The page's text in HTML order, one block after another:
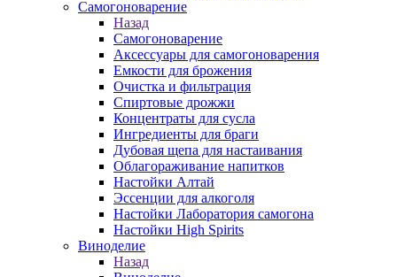
Самогоноварение
Назад
Самогоноварение
Аксессуары для самогоноварения
Емкости для брожения
Очистка и фильтрация
Спиртовые дрожжи
Концентраты для сусла
Ингредиенты для браги
Дубовая щепа для настаивания
Облагораживание напитков
Настойки Алтай
Эссенции для алкоголя
Настойки Лаборатория самогона
Настойки High Spirits
Виноделие
Назад